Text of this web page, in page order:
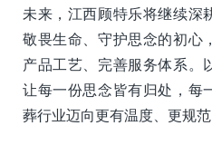
未来，江西顾特乐将继续深
敬畏生命、守护思念的初心
产品工艺、完善服务体系。
让每一份思念皆有归处，每
葬行业迈向更有温度、更规